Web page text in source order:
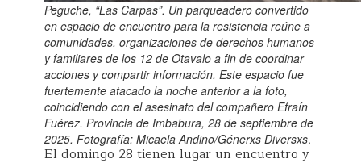
Peguche, “Las Carpas”. Un parqueadero convertido
en espacio de encuentro para la resistencia reúne a
comunidades, organizaciones de derechos humanos
y familiares de los 12 de Otavalo a fin de coordinar
acciones y compartir información. Este espacio fue
fuertemente atacado la noche anterior a la foto,
coincidiendo con el asesinato del compañero Efraín
Fuérez. Provincia de Imbabura, 28 de septiembre de
2025. Fotografía: Micaela Andino/Génerxs Diversxs.
El domingo 28 tienen lugar un encuentro y